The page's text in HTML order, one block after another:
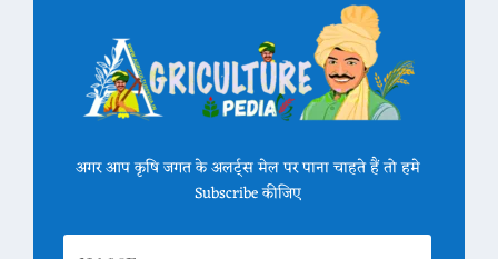
अगर आप कृषि जगत के अलर्ट्स मेल पर पाना चाहते हैं तो हमे
Subscribe कीजिए